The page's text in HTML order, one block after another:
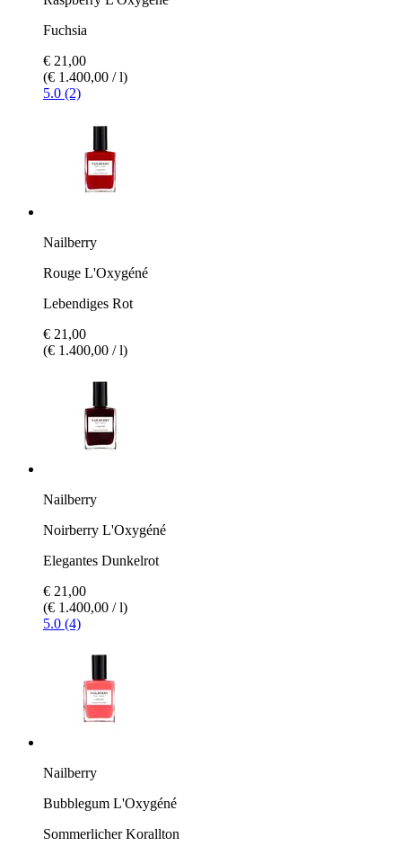
Fuchsia
€ 21,00
(€ 1.400,00 / l)
5.0 (2)
Nailberry
Rouge L'Oxygéné
Lebendiges Rot
€ 21,00
(€ 1.400,00 / l)
Nailberry
Noirberry L'Oxygéné
Elegantes Dunkelrot
€ 21,00
(€ 1.400,00 / l)
5.0 (4)
Nailberry
Bubblegum L'Oxygéné
Sommerlicher Korallton